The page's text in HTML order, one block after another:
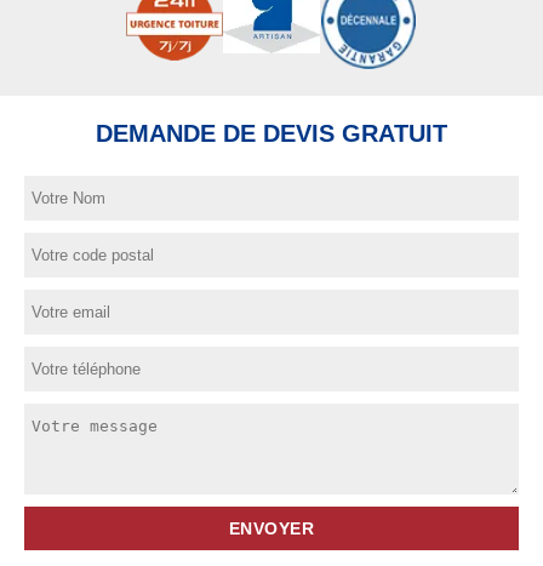
DEMANDE DE DEVIS GRATUIT